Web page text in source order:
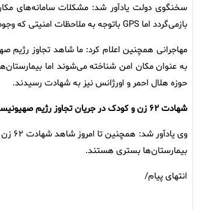
سخنگوی دولت یادآور شد: مشکلات سامانه‌های
بازمی‌گردد اما GPS باتوجه به ملاحظات امنیتی که وجود دارد همچنان با مشکل مواجه خواهد بود.
مهاجرانی همچنین اعلام کرد: ما شاهد تجاوز رژیم
به عنوان مکان امن شناخته می‌شوند اما
حوزه هلال احمر و اورژانس نیز به شهادت رسیدند.
شهادت ۶۲ زن و کودک در جریان تجاوز رژیم صهیونیستی
بیمارستان‌ها بستری هستند.
انتهای پیام/